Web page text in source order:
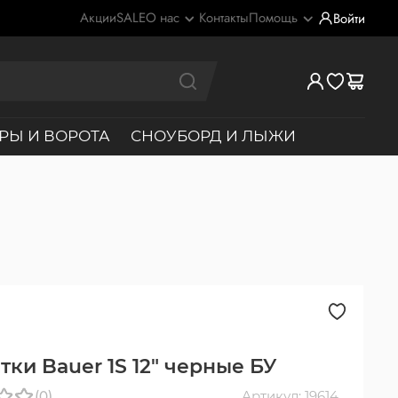
АкцииSALEО нас КонтактыПомощь Войти
И ВОРОТА СНОУБОРД И ЛЫЖИ
Bauer 1S 12" черные БУ